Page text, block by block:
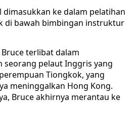
dimasukkan ke dalam pelatihan
di bawah bimbingan instruktur
terlibat dalam
seorang pelaut Inggris yang
Tiongkok, yang
meninggalkan Hong Kong.
Bruce akhirnya merantau ke